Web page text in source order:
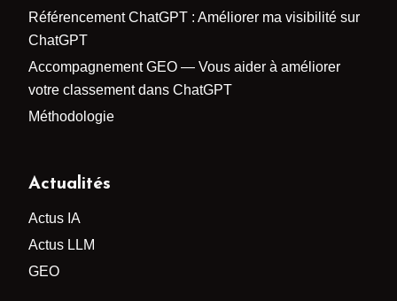
Référencement ChatGPT : Améliorer ma visibilité sur
ChatGPT
Accompagnement GEO — Vous aider à améliorer
votre classement dans ChatGPT
Méthodologie
Actualités
Actus IA
Actus LLM
GEO